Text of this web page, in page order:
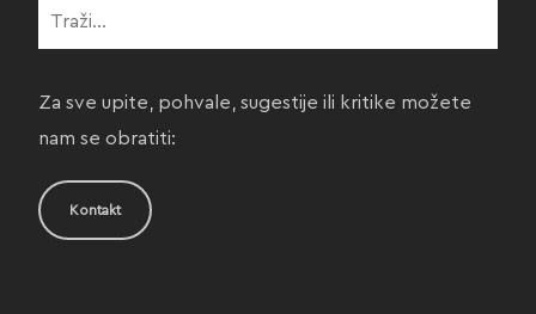
Za sve upite, pohvale, sugestije ili kritike možete
nam se obratiti:
Kontakt